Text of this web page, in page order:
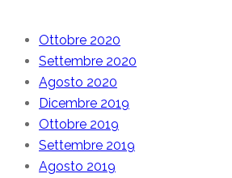
Ottobre 2020
Settembre 2020
Agosto 2020
Dicembre 2019
Ottobre 2019
Settembre 2019
Agosto 2019